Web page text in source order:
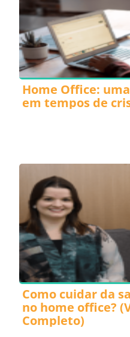
Home Office:
em tempos de
Como cuidar da
no home office?
Completo)